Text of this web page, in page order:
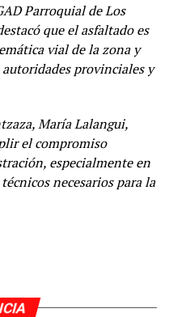
Parroquial de Los
que el asfaltado es
vial de la zona y
provinciales y
María Lalangui,
el compromiso
especialmente en
necesarios para la